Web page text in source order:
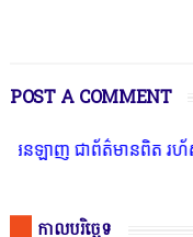
POST A COMMENT
ានពិត រហ័ស អព្យាក្រឹត និង
កាលបរិច្ឆេទ